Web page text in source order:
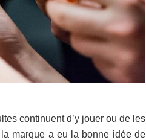
continuent d’y jouer ou de les
marque a eu la bonne idée de